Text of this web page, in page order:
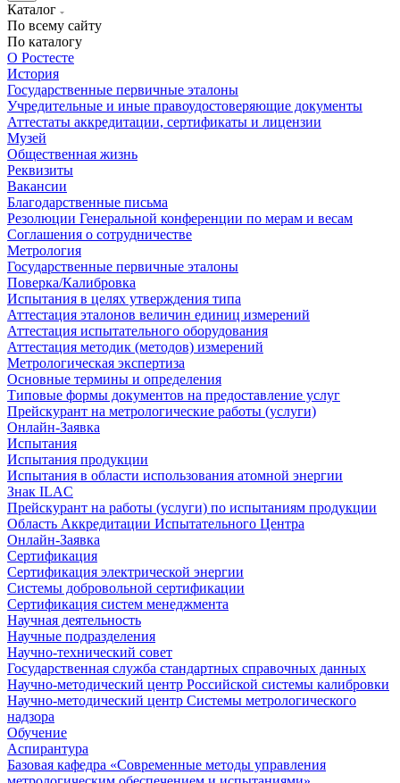
Каталог
По всему сайту
По каталогу
О Ростесте
История
Государственные первичные эталоны
Учредительные и иные правоудостоверяющие документы
Аттестаты аккредитации, сертификаты и лицензии
Музей
Общественная жизнь
Реквизиты
Вакансии
Благодарственные письма
Резолюции Генеральной конференции по мерам и весам
Соглашения о сотрудничестве
Метрология
Государственные первичные эталоны
Поверка/Калибровка
Испытания в целях утверждения типа
Аттестация эталонов величин единиц измерений
Аттестация испытательного оборудования
Аттестация методик (методов) измерений
Метрологическая экспертиза
Основные термины и определения
Типовые формы документов на предоставление услуг
Прейскурант на метрологические работы (услуги)
Онлайн-Заявка
Испытания
Испытания продукции
Испытания в области использования атомной энергии
Знак ILAC
Прейскурант на работы (услуги) по испытаниям продукции
Область Аккредитации Испытательного Центра
Онлайн-Заявка
Сертификация
Сертификация электрической энергии
Системы добровольной сертификации
Сертификация систем менеджмента
Научная деятельность
Научные подразделения
Научно-технический совет
Государственная служба стандартных справочных данных
Научно-методический центр Российской системы калибровки
Научно-методический центр Системы метрологического
надзора
Обучение
Аспирантура
Базовая кафедра «Современные методы управления